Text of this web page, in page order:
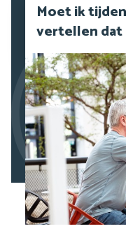
Moet ik
vertellen dat